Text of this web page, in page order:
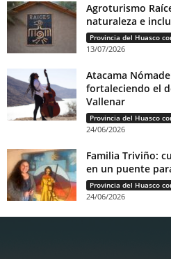
Agroturismo
naturaleza e
13/07/2026
Atacama
fortaleciendo el
Vallenar
24/06/2026
Familia Triviño:
en un puente
24/06/2026